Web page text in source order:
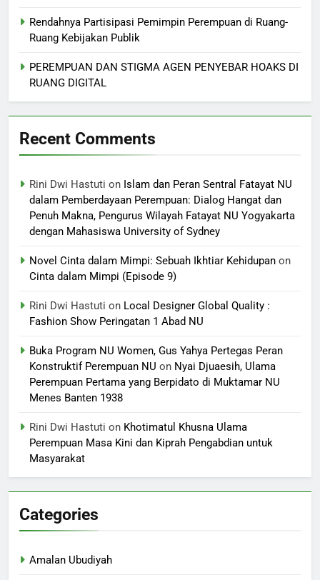
Rendahnya Partisipasi Pemimpin Perempuan di Ruang-
Ruang Kebijakan Publik
PEREMPUAN DAN STIGMA AGEN PENYEBAR HOAKS DI
RUANG DIGITAL
Recent Comments
Rini Dwi Hastuti on Islam dan Peran Sentral Fatayat NU
dalam Pemberdayaan Perempuan: Dialog Hangat dan
Penuh Makna, Pengurus Wilayah Fatayat NU Yogyakarta
dengan Mahasiswa University of Sydney
Novel Cinta dalam Mimpi: Sebuah Ikhtiar Kehidupan on
Cinta dalam Mimpi (Episode 9)
Rini Dwi Hastuti on Local Designer Global Quality :
Fashion Show Peringatan 1 Abad NU
Buka Program NU Women, Gus Yahya Pertegas Peran
Konstruktif Perempuan NU on Nyai Djuaesih, Ulama
Perempuan Pertama yang Berpidato di Muktamar NU
Menes Banten 1938
Rini Dwi Hastuti on Khotimatul Khusna Ulama
Perempuan Masa Kini dan Kiprah Pengabdian untuk
Masyarakat
Categories
Amalan Ubudiyah